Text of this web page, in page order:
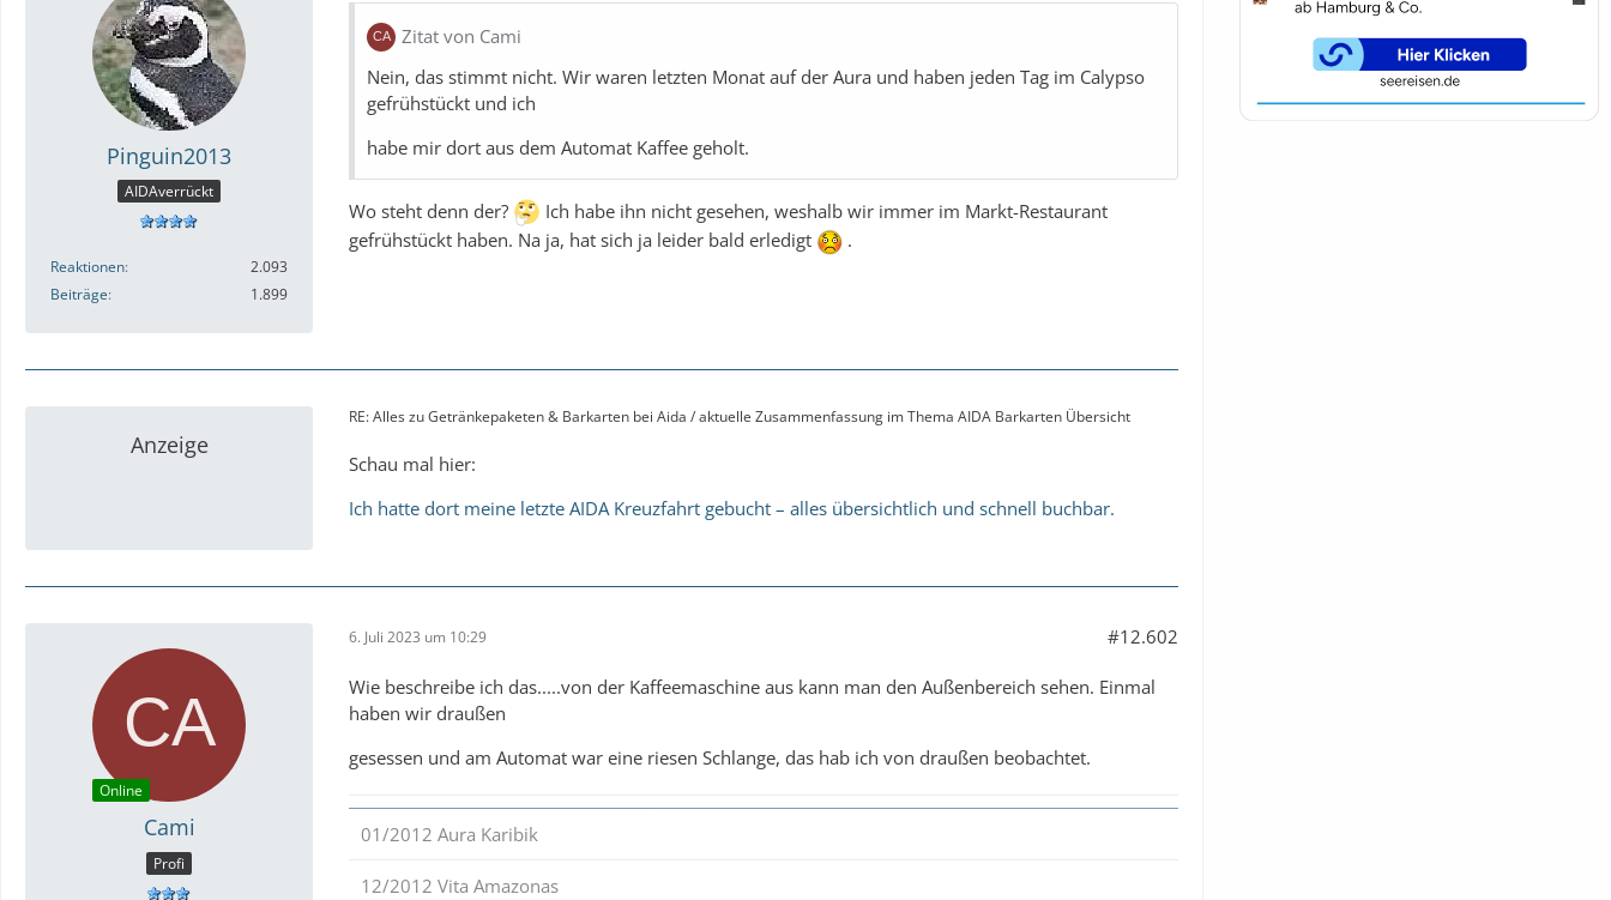
Pinguin2013
AIDAverrückt
Reaktionen
2.093
Beiträge
1.899
Zitat von Cami
Nein, das stimmt nicht. Wir waren letzten Monat auf der Aura und haben jeden Tag im Calypso
gefrühstückt und ich
habe mir dort aus dem Automat Kaffee geholt.
Wo steht denn der?
Ich habe ihn nicht gesehen, weshalb wir immer im Markt-Restaurant
gefrühstückt haben. Na ja, hat sich ja leider bald erledigt
.
Anzeige
RE: Alles zu Getränkepaketen & Barkarten bei Aida / aktuelle Zusammenfassung im Thema AIDA Barkarten Übersicht
Schau mal hier:
Ich hatte dort meine letzte AIDA Kreuzfahrt gebucht – alles übersichtlich und schnell buchbar.
Online
Cami
Profi
6. Juli 2023 um 10:29 #12.602
Wie beschreibe ich das.....von der Kaffeemaschine aus kann man den Außenbereich sehen. Einmal
haben wir draußen
gesessen und am Automat war eine riesen Schlange, das hab ich von draußen beobachtet.
01/2012 Aura Karibik
12/2012 Vita Amazonas